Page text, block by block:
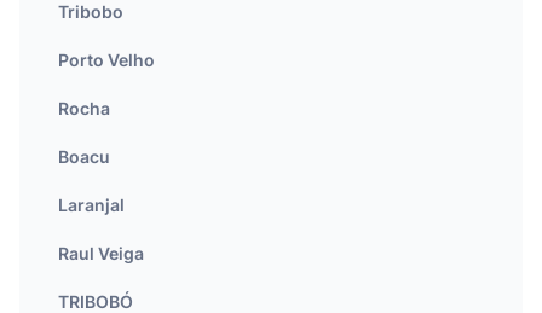
Tribobo
Porto Velho
Rocha
Boacu
Laranjal
Raul Veiga
TRIBOBÓ